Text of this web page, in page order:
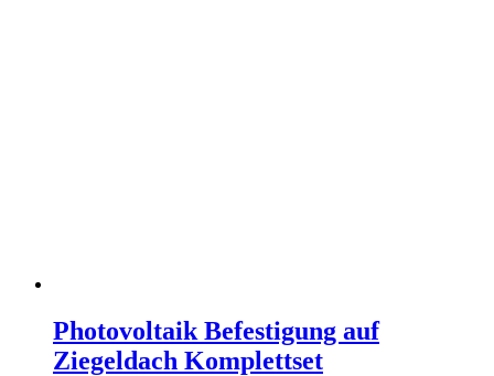
Photovoltaik Befestigung auf
Ziegeldach Komplettset